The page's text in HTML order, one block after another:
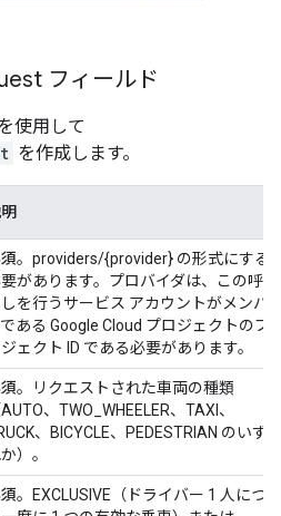
フィールド
使用して
を作成します。
。providers/{provider} の形式にする
があります。プロバイダは、この呼び
を行うサービス アカウントがメンバ
ある Google Cloud プロジェクトのプ
ェクト ID である必要があります。
。リクエストされた車両の種類
AUTO、TWO_WHEELER、TAXI、
、BICYCLE、PEDESTRIAN のいず
）。
。EXCLUSIVE（ドライバー 1 人につ